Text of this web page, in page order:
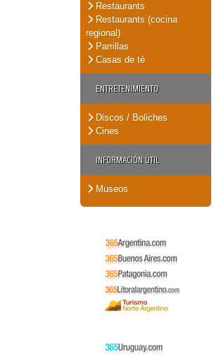
Restaurants
Restaurants (cocina
regional)
Parrillas
Casas de té
ENTRETENIMIENTO
Discos / Boliches
Cines
INFORMACIÓN ÚTIL
Museos